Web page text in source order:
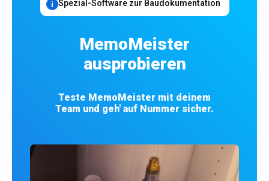
Spezial-Software zur Baudokumentation
MemoMeister
ausprobieren
Teste MemoMeister mit deinem
Team und geh' auf Nummer sicher.